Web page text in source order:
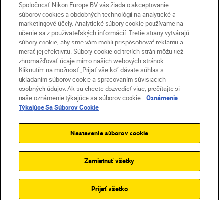
SK Nikon Sites
Kontakt
Oznámenie o ochrane osobných údajov
Podmienky používania
Nikon Store – zmluvné podmienky
Oznámenie týkajúce sa súborov cookie
Nastavenia súborov cookie
Spoločnosť Nikon Europe BV vás žiada o akceptovanie
súborov cookies a obdobných technológií na analytické a
marketingové účely. Analytické súbory cookie používame na
učenie sa z používateľských informácií. Tretie strany vytvárajú
súbory cookie, aby sme vám mohli prispôsobovať reklamu a
merať jej efektivitu. Súbory cookie od tretích strán môžu tiež
zhromažďovať údaje mimo našich webových stránok.
Kliknutím na možnosť „Prijať všetko“ dávate súhlas s
ukladaním súborov cookie a spracovaním súvisiacich
osobných údajov. Ak sa chcete dozvedieť viac, prečítajte si
naše oznámenie týkajúce sa súborov cookie. Oznámenie
Týkajúce Sa Súborov Cookie
Nastavenia súborov cookie
Zamietnuť všetky
Prijať všetko